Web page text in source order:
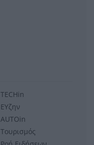
TECHin
ΕΥζην
AUTOin
Τουρισμός